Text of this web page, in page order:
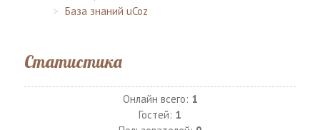
База знаний uCoz
Статистика
Онлайн всего: 1
Гостей: 1